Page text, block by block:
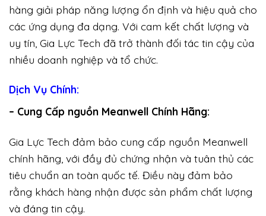
hàng giải pháp năng lượng ổn định và hiệu quả cho
các ứng dụng đa dạng. Với cam kết chất lượng và
uy tín, Gia Lực Tech đã trở thành đối tác tin cậy của
nhiều doanh nghiệp và tổ chức.
Dịch Vụ Chính:
– Cung Cấp nguồn Meanwell Chính Hãng:
Gia Lực Tech đảm bảo cung cấp nguồn Meanwell
chính hãng, với đầy đủ chứng nhận và tuân thủ các
tiêu chuẩn an toàn quốc tế. Điều này đảm bảo
rằng khách hàng nhận được sản phẩm chất lượng
và đáng tin cậy.